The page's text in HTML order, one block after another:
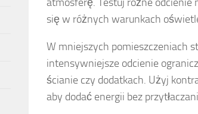
się w różnych warunkach
W mniejszych pomieszczeniach
intensywniejsze odcienie
ścianie czy dodatkach. Użyj
aby dodać energii bez